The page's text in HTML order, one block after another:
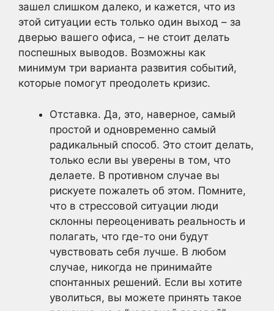
зашел слишком далеко, и кажется, что из
этой ситуации есть только один выход – за
дверью вашего офиса, – не стоит делать
поспешных выводов. Возможны как
минимум три варианта развития событий,
которые помогут преодолеть кризис.
Отставка. Да, это, наверное, самый
простой и одновременно самый
радикальный способ. Это стоит делать,
только если вы уверены в том, что
делаете. В противном случае вы
рискуете пожалеть об этом. Помните,
что в стрессовой ситуации люди
склонны переоценивать реальность и
полагать, что где-то они будут
чувствовать себя лучше. В любом
случае, никогда не принимайте
спонтанных решений. Если вы хотите
уволиться, вы можете принять такое